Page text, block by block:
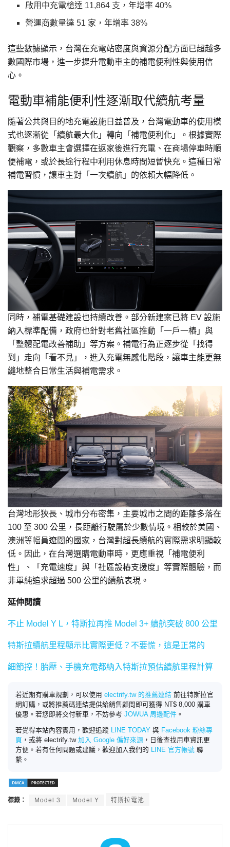
啟用中充電槍達 11,864 支，年增率 40%
營運商數量達 51 家，年增率 38%
這些數據顯示，台灣在充電站密度與資源分配方面已超越多
數國際市場，進一步提升電動車主的補電便利性與使用信
心。
電動車補能便利性逐漸取代續航考量
隨著公共與目的地充電設施日益普及，台灣電動車的使用模
式也逐漸從「續航最大化」轉向「補電便利化」。根據實際
觀察，多數車主會選擇在返家後進行充電、在商場停車時順
便補電，或於長途行程中利用休息時間短暫快充。這種日常
補電習慣，讓車主對「一次續航」的依賴大幅降低。
同時，補電基礎建設也持續改善。部分新建案已將 EV 設施
納入標準配備，政府也針對老舊社區推動「一戶一樁」與
「整體配電改善補助」等方案。補電行為正逐步從「找得
到」走向「看不見」，進入充電無感化階段，讓車主能更無
縫地整合日常生活與補電需求。
台灣地形狹長、城市分布密集，主要城市之間的距離多落在
100 至 300 公里，長距離行駛屬於少數情境。相較於美國、
澳洲等幅員遼闊的國家，台灣對超長續航的實際需求明顯較
低。因此，在台灣選購電動車時，更應重視「補電便利
性」、「充電速度」與「社區設樁支援度」等實際體驗，而
非單純追求超過 500 公里的續航表現。
延伸閱讀
不止 Model Y L，特斯拉再推 Model 3+ 續航突破 800 公里
特斯拉續航里程顯示比實際更低？不要慌，這是正常的
細節控！胎壓、手機充電都納入特斯拉預估續航里程計算
若近期有購車規劃，可以使用 electrify.tw 的推薦連結 前往特斯拉官
網訂購，或將推薦碼連結提供給銷售顧問即可獲得 NT$ 8,000 購車
優惠。若您即將交付新車，不妨參考 JOWUA 周邊配件 。
若覺得本站內容實用，歡迎追蹤 LINE TODAY 與 Facebook 粉絲專
頁 ，或將 electrify.tw 加入 Google 偏好來源 ，日後查找用車資訊更
方便。若有任何問題或建議，歡迎加入我們的 LINE 官方帳號 聯
繫。
標籤： Model 3 Model Y 特斯拉電池